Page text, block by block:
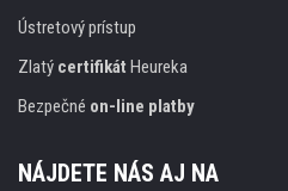
Ústretový prístup
Zlatý certifikát Heureka
Bezpečné on-line platby
NÁJDETE NÁS AJ NA